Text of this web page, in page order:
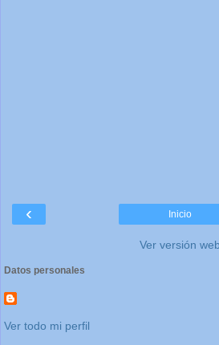
‹ Inicio
Ver versión web
Datos personales
Ver todo mi perfil